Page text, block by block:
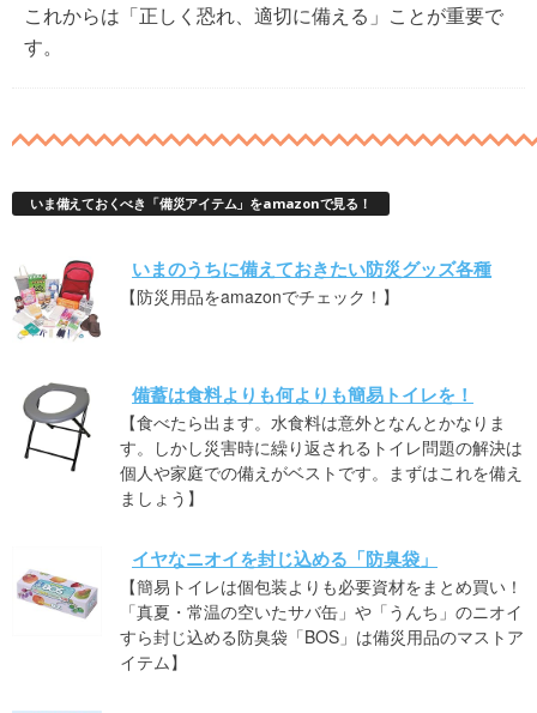
これからは「正しく恐れ、適切に備える」ことが重要で
す。
いま備えておくべき「備災アイテム」をamazonで見る！
いまのうちに備えておきたい防災グッズ各種
【防災用品をamazonでチェック！】
備蓄は食料よりも何よりも簡易トイレを！
【食べたら出ます。水食料は意外となんとかなりま
す。しかし災害時に繰り返されるトイレ問題の解決は
個人や家庭での備えがベストです。まずはこれを備え
ましょう】
イヤなニオイを封じ込める「防臭袋」
【簡易トイレは個包装よりも必要資材をまとめ買い！
「真夏・常温の空いたサバ缶」や「うんち」のニオイ
すら封じ込める防臭袋「BOS」は備災用品のマストア
イテム】